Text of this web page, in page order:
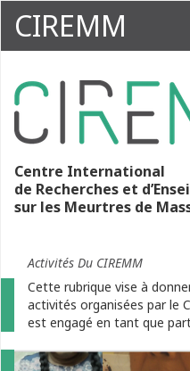
CIREMM
Centre International
de Recherches et
sur les Meurtres de
Activités Du CIREMM
Cette rubrique vise à
activités organisées par le
est engagé en tant que